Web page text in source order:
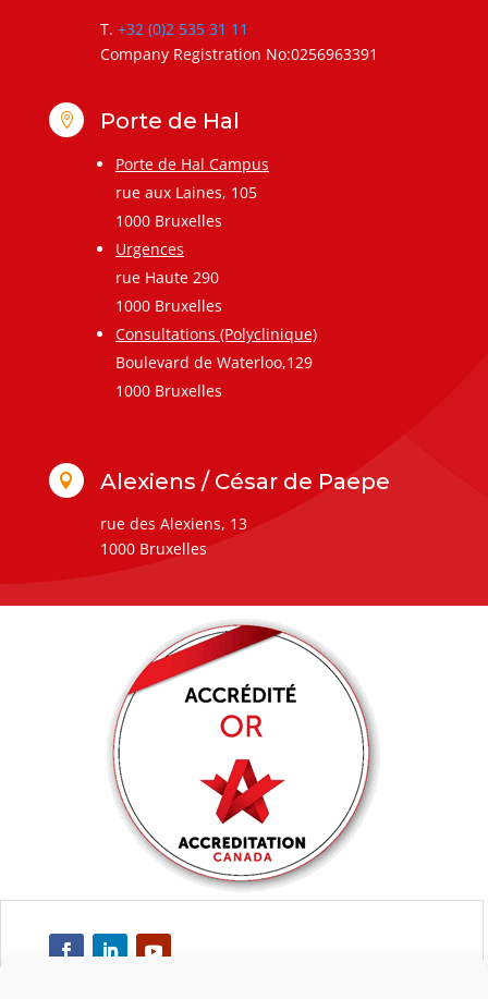
T. +32 (0)2 535 31 11
Company Registration No:0256963391
 Porte de Hal
Porte de Hal Campus
rue aux Laines, 105
1000 Bruxelles
Urgences
rue Haute 290
1000 Bruxelles
Consultations (Polyclinique)
Boulevard de Waterloo,129
1000 Bruxelles
 Alexiens / César de Paepe
rue des Alexiens, 13
1000 Bruxelles